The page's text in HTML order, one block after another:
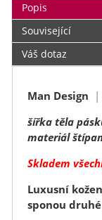
Popis
Související
Váš dotaz
Man Design |
šířka těla
materiál
Skladem
Luxusní
sponou